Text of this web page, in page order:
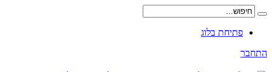
פתיחת בלוג
התחבר